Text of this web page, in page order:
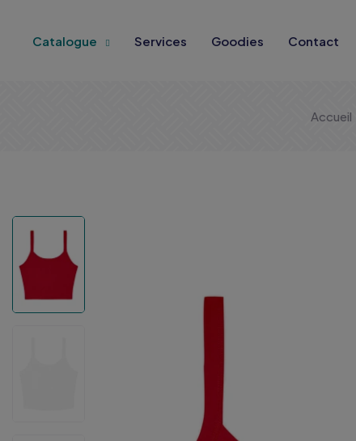
Catalogue Services Goodies Contact
Accueil